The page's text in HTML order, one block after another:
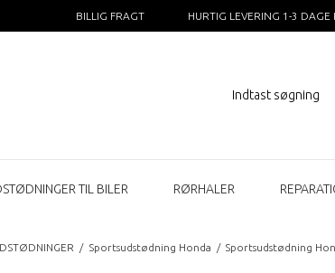
BILLIG FRAGT HURTIG LEVERING 1-3 DAGE
TIL BILER RØRHALER
/ Sportsudstødning Honda / Sportsudstødning